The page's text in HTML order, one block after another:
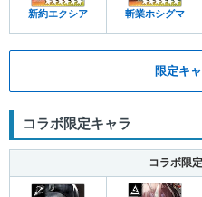
新約エクシア 斬業ホシグマ
限定キ
コラボ限定キャラ
コラボ限